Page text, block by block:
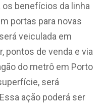
benefícios da linha
portas para novas
veiculada em
pontos de venda e via
do metrô em Porto
será
ação poderá ser